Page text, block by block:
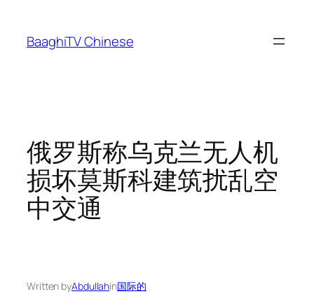
content
BaaghiTV Chinese
俄罗斯称乌克兰无人机
损坏莫斯科建筑扰乱空
中交通
Written byAbdullahin国际的